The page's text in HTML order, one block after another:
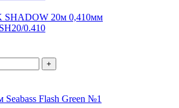
SHADOW 20м 0,410мм
0.410
+